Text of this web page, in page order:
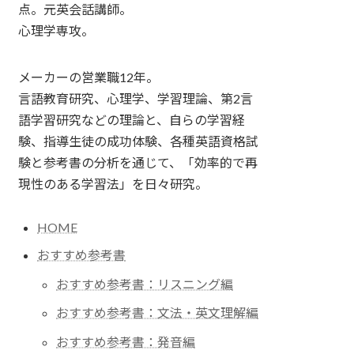
点。元英会話講師。
心理学専攻。
メーカーの営業職12年。
言語教育研究、心理学、学習理論、第2言
語学習研究などの理論と、自らの学習経
験、指導生徒の成功体験、各種英語資格試
験と参考書の分析を通じて、「効率的で再
現性のある学習法」を日々研究。
HOME
おすすめ参考書
おすすめ参考書：リスニング編
おすすめ参考書：文法・英文理解編
おすすめ参考書：発音編